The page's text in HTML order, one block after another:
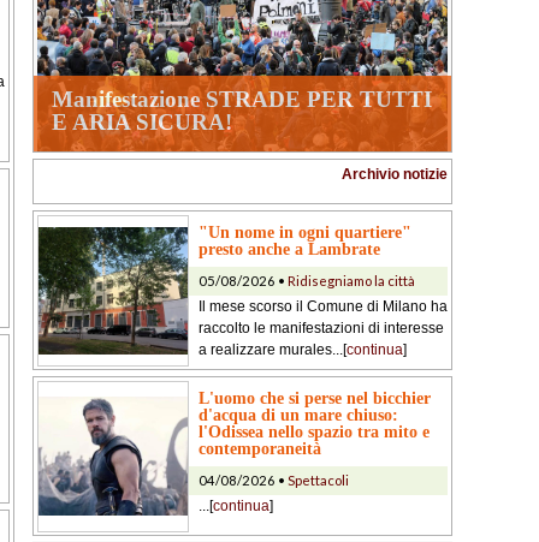
Manifestazione STRADE PER TUTTI
E ARIA SICURA!
Archivio notizie
"Un nome in ogni quartiere"
presto anche a Lambrate
05/08/2026 • Ridisegniamo la città
Il mese scorso il Comune di Milano ha
raccolto le manifestazioni di interesse
a realizzare murales...[continua]
L'uomo che si perse nel bicchier
d'acqua di un mare chiuso:
l'Odissea nello spazio tra mito e
contemporaneità
04/08/2026 • Spettacoli
...[continua]